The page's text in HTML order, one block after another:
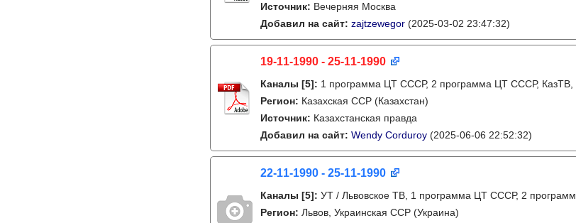
Источник: Вечерняя Москва
Добавил на сайт: zajtzewegor (2025-03-02 23:47:32)
19-11-1990 - 25-11-1990
Каналы [5]: 1 программа ЦТ СССР, 2 программа ЦТ СССР, КазТВ,
Регион: Казахская ССР (Казахстан)
Источник: Казахстанская правда
Добавил на сайт: Wendy Corduroy (2025-06-06 22:52:32)
22-11-1990 - 25-11-1990
Каналы [5]: УТ / Львовское ТВ, 1 программа ЦТ СССР, 2
Регион: Львов, Украинская ССР (Украина)